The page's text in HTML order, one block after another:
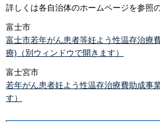
詳しくは各自治体のホームページを参照
富士市
富士市若年がん患者等妊よう性温存治療
療)（別ウィンドウで開きます）
富士宮市
若年がん患者妊よう性温存治療費助成事
す）